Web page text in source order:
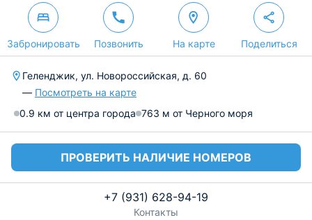
Забронировать Позвонить На карте Поделиться
Геленджик, ул. Новороссийская, д. 60
— Посмотреть на карте
0.9 км от центра города 763 м от Черного моря
ПРОВЕРИТЬ НАЛИЧИЕ НОМЕРОВ
+7 (931) 628-94-19
Контакты